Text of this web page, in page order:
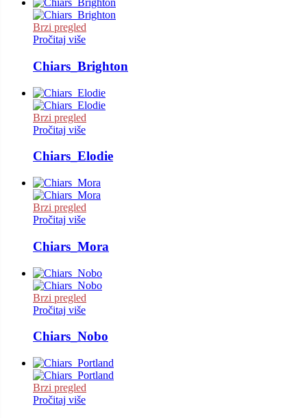
Brzi pregled
Pročitaj više
Chiars_Brighton
Brzi pregled
Pročitaj više
Chiars_Elodie
Brzi pregled
Pročitaj više
Chiars_Mora
Brzi pregled
Pročitaj više
Chiars_Nobo
Brzi pregled
Pročitaj više